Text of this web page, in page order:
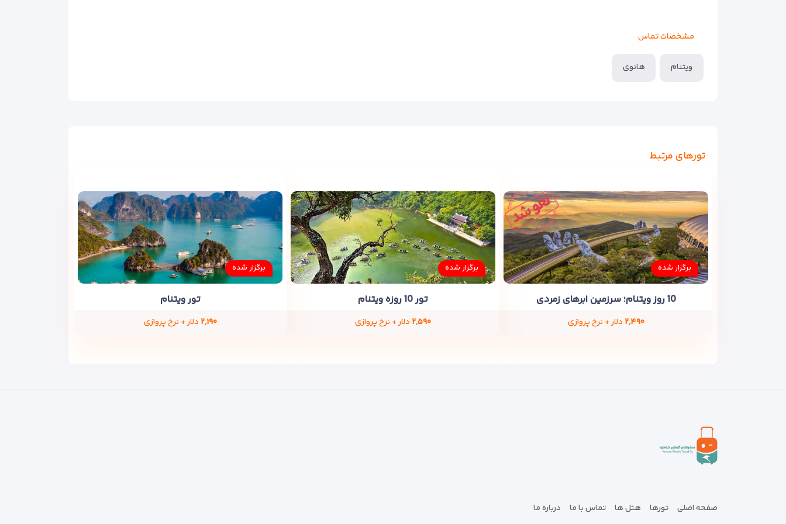
مشخصات تماس
ویتنام هانوی
تورهای مرتبط
برگزار شده
10 روز ویتنام؛ سرزمین ابرهای زمردی
۲,۴۹۰ دلار + نرخ پروازی
برگزار شده
تور 10 روزه ویتنام
۲,۵۹۰ دلار + نرخ پروازی
برگزار شده
تور ویتنام
۲,۱۹۰ دلار + نرخ پروازی
صفحه اصلی تورها هتل ها تماس با ما درباره ما